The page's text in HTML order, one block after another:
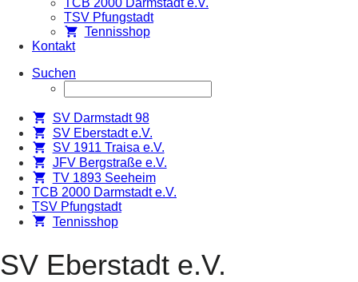
TSV Pfungstadt
Tennisshop
Kontakt
Suchen
SV Darmstadt 98
SV Eberstadt e.V.
SV 1911 Traisa e.V.
JFV Bergstraße e.V.
TV 1893 Seeheim
TCB 2000 Darmstadt e.V.
TSV Pfungstadt
Tennisshop
SV Eberstadt e.V.